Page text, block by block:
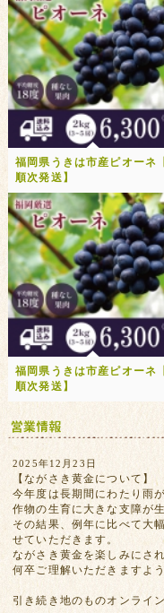
福岡県うきは市産ピオーネ
順次発送】
福岡県うきは市産ピオーネ
順次発送】
2025年12月23日
【ながさき黄金について】
今年度は長期間にわたり雨
作物の生育に大きな支障が
その結果、例年に比べて大
せていただきます。
ながさき黄金を楽しみにさ
何卒ご理解いただきますよ
引き続き地のものオンライ